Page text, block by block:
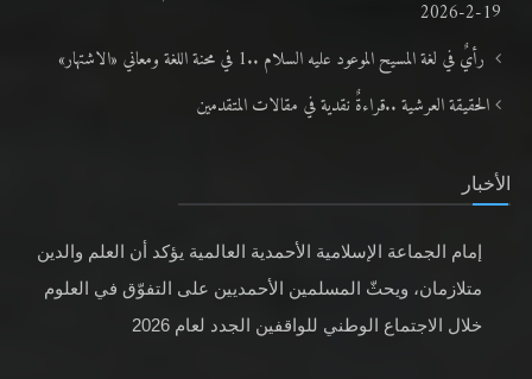
19-2-2026
رأيٌ في لغة المسيح الموعود عليه السلام ..1 في محنة اللغة ومعاني «الاشتهار»
الحقيقة العرشية ..قراءةٌ نقدية في مقالات المتقدمين
الأخبار
إمام الجماعة الإسلامية الأحمدية العالمية يؤكد أن العلم والدين
متلازمان، ويحثّ المسلمين الأحمديين على التفوّق في العلوم
خلال الاجتماع الوطني للواقفين الجدد لعام 2026